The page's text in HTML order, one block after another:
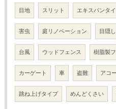
目地 スリット エキスパンタイ
害虫 庭リノベーション 目隠し
台風 ウッドフェンス 樹脂製
カーゲート 車 盗難 アコ
跳ね上げタイプ めんどくさい